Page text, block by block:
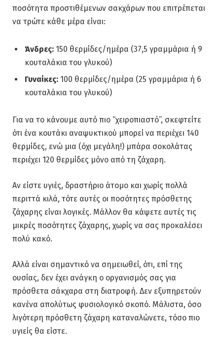
ποσότητα προστιθέμενων σακχάρων που επιτρέπεται
να τρώτε κάθε μέρα είναι:
Άνδρες: 150 θερμίδες/ημέρα (37,5 γραμμάρια ή 9
κουταλάκια του γλυκού)
Γυναίκες: 100 θερμίδες/ημέρα (25 γραμμάρια ή 6
κουταλάκια του γλυκού)
Για να το κάνουμε αυτό πιο “χειροπιαστό”, σκεφτείτε
ότι ένα κουτάκι αναψυκτικού μπορεί να περιέχει 140
θερμίδες, ενώ μια (όχι μεγάλη!) μπάρα σοκολάτας
περιέχει 120 θερμίδες μόνο από τη ζάχαρη.
Αν είστε υγιές, δραστήριο άτομο και χωρίς πολλά
περιττά κιλά, τότε αυτές οι ποσότητες πρόσθετης
ζάχαρης είναι λογικές. Μάλλον θα κάψετε αυτές τις
μικρές ποσότητες ζάχαρης, χωρίς να σας προκαλέσει
πολύ κακό.
Αλλά είναι σημαντικό να σημειωθεί, ότι, επί της
ουσίας, δεν έχει ανάγκη ο οργανισμός σας για
πρόσθετα σάκχαρα στη διατροφή. Δεν εξυπηρετούν
κανένα απολύτως φυσιολογικό σκοπό. Μάλιστα, όσο
λιγότερη πρόσθετη ζάχαρη καταναλώνετε, τόσο πιο
υγιείς θα είστε.